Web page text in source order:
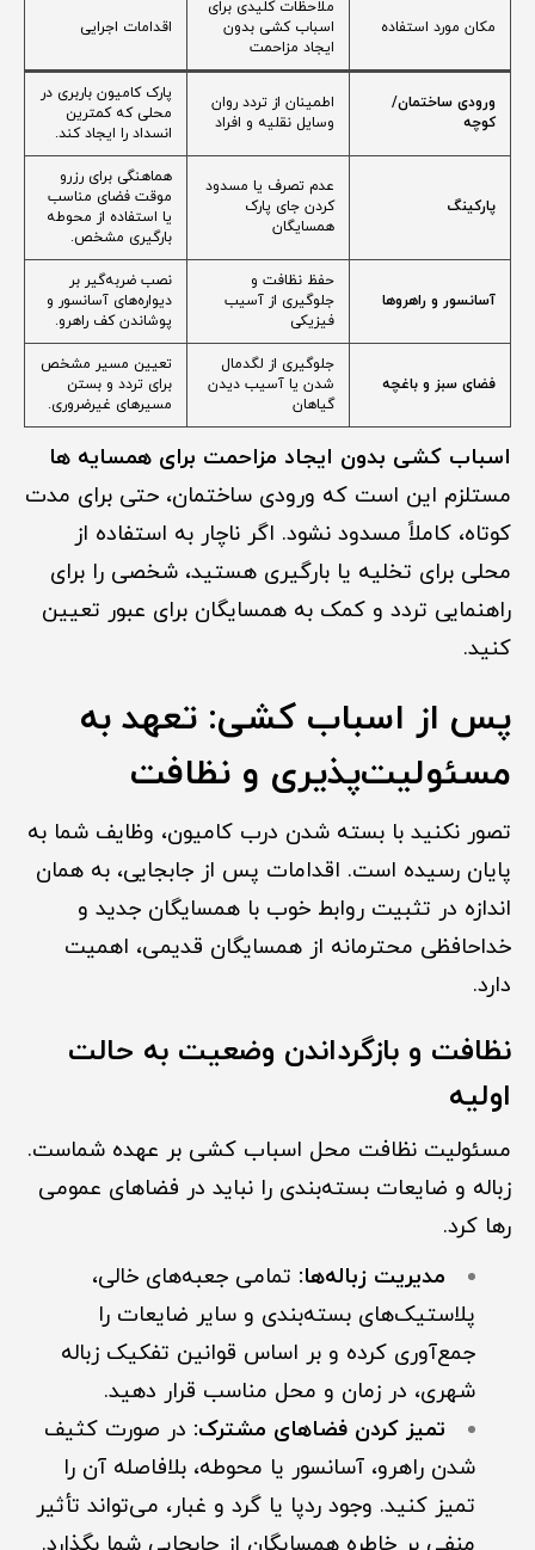
مکان مورد استفاده
ملاحظات کلیدی برای
اسباب کشی بدون
ایجاد مزاحمت
اقدامات اجرایی
ورودی ساختمان/
کوچه
اطمینان از تردد روان
وسایل نقلیه و افراد
پارک کامیون باربری در
محلی که کمترین
انسداد را ایجاد کند.
پارکینگ
عدم تصرف یا مسدود
کردن جای پارک
همسایگان
هماهنگی برای رزرو
موقت فضای مناسب
یا استفاده از محوطه
بارگیری مشخص.
آسانسور و راهروها
حفظ نظافت و
جلوگیری از آسیب
فیزیکی
نصب ضربه‌گیر بر
دیواره‌های آسانسور و
پوشاندن کف راهرو.
فضای سبز و باغچه
جلوگیری از لگدمال
شدن یا آسیب دیدن
گیاهان
تعیین مسیر مشخص
برای تردد و بستن
مسیرهای غیرضروری.
اسباب کشی بدون ایجاد مزاحمت برای همسایه ها
مستلزم این است که ورودی ساختمان، حتی برای مدت
کوتاه، کاملاً مسدود نشود. اگر ناچار به استفاده از
محلی برای تخلیه یا بارگیری هستید، شخصی را برای
راهنمایی تردد و کمک به همسایگان برای عبور تعیین
کنید.
پس از اسباب کشی: تعهد به
مسئولیت‌پذیری و نظافت
تصور نکنید با بسته شدن درب کامیون، وظایف شما به
پایان رسیده است. اقدامات پس از جابجایی، به همان
اندازه در تثبیت روابط خوب با همسایگان جدید و
خداحافظی محترمانه از همسایگان قدیمی، اهمیت
دارد.
نظافت و بازگرداندن وضعیت به حالت
اولیه
مسئولیت نظافت محل اسباب کشی بر عهده شماست.
زباله و ضایعات بسته‌بندی را نباید در فضاهای عمومی
رها کرد.
مدیریت زباله‌ها: تمامی جعبه‌های خالی،
پلاستیک‌های بسته‌بندی و سایر ضایعات را
جمع‌آوری کرده و بر اساس قوانین تفکیک زباله
شهری، در زمان و محل مناسب قرار دهید.
تمیز کردن فضاهای مشترک: در صورت کثیف
شدن راهرو، آسانسور یا محوطه، بلافاصله آن را
تمیز کنید. وجود ردپا یا گرد و غبار، می‌تواند تأثیر